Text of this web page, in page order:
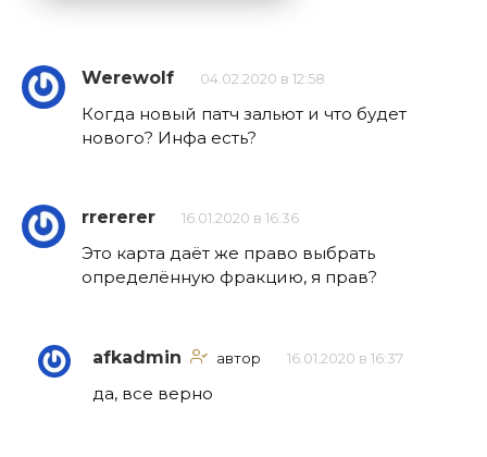
Werewolf 04.02.2020 в 12:58
Когда новый патч зальют и что будет
нового? Инфа есть?
rrererer 16.01.2020 в 16:36
Это карта даёт же право выбрать
определённую фракцию, я прав?
afkadmin автор 16.01.2020 в 16:37
да, все верно